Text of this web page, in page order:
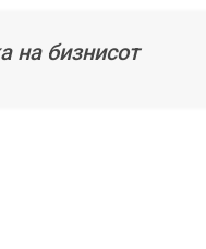
на бизнисот